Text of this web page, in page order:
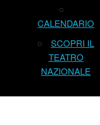
CALENDARIO
SCOPRI IL
TEATRO
NAZIONALE